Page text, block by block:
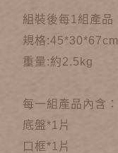
組裝後每1組產品
規格:45*30*67cm
重量:約2.5kg
每一組產品內含：
底盤*1片
口框*1片